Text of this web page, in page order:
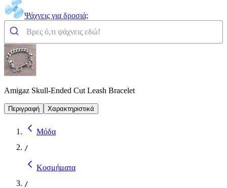
Ψάχνεις για δροσιά;
Amigaz Skull-Ended Cut Leash Bracelet
Περιγραφή Χαρακτηριστικά
Μόδα
/
Κοσμήματα
/